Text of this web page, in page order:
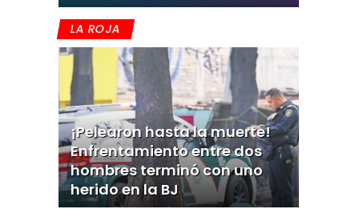
LA ROJA
¡Pelearon hasta la muerte!
Enfrentamiento entre dos
hombres terminó con uno
herido en la BJ